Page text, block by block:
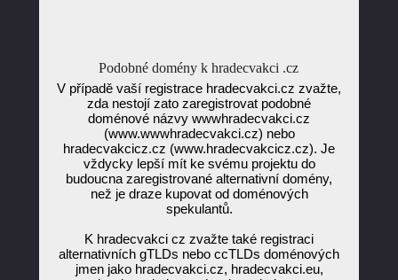
Podobné domény k hradecvakci .cz
V případě vaší registrace hradecvakci.cz zvažte,
zda nestojí zato zaregistrovat podobné
doménové názvy wwwhradecvakci.cz
(www.wwwhradecvakci.cz) nebo
hradecvakcicz.cz (www.hradecvakcicz.cz). Je
vždycky lepší mít ke svému projektu do
budoucna zaregistrované alternativní domény,
než je draze kupovat od doménových
spekulantů.
K hradecvakci cz zvažte také registraci
alternativních gTLDs nebo ccTLDs doménových
jmen jako hradecvakci.cz, hradecvakci.eu,